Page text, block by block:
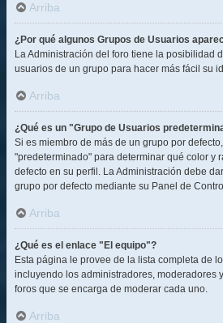
Arriba
¿Por qué algunos Grupos de Usuarios
La Administración del foro tiene la posibilidad
usuarios de un grupo para hacer más fácil su
Arriba
¿Qué es un "Grupo de Usuarios
Si es miembro de más de un grupo por
"predeterminado" para determinar qué color y
defecto en su perfil. La Administración debe
grupo por defecto mediante su Panel de
Arriba
¿Qué es el enlace "El equipo"?
Esta página le provee de la lista completa de
incluyendo los administradores, moderadores
foros que se encarga de moderar cada uno.
Arriba